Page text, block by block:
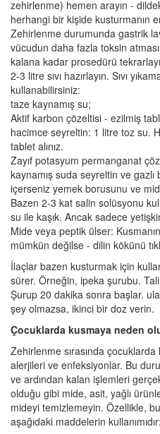
zehirlenme) hemen arayın -
herhangi bir kişide kusturmanın
Zehirlenme durumunda gastrik
vücudun daha fazla toksin
kalana kadar prosedürü
2-3 litre sıvı hazırlayın. Sıvı
kullanabilirsiniz:
taze kaynamış su;
Aktif karbon çözeltisi - ezilmiş
hacimce seyreltin: 1 litre toz su.
tablet alınız.
Zayıf potasyum permanganat
kaynamış suda seyreltin ve
içerseniz yemek borusunu ve
Bazen 2-3 kat salin solüsyonu
su ile kaşık. Ancak sadece
Mide veya peptik ülser:
mümkün değilse - dilin kökünü
İlaçlar bazen kusturmak için
sürer. Örneğin, ipeka şurubu.
Şurup 20 dakika sonra başlar.
şey olmazsa, ikinci bir doz verin.
Çocuklarda kusmaya neden
Zehirlenme sırasında
alerjileri ve enfeksiyonlar. Bu
ve ardından kalan işlemleri
olduğu gibi mide, asit, yağlı
mideyi temizlemeyin. Özellikle,
aşağıdaki maddelerin kullanımıdır: